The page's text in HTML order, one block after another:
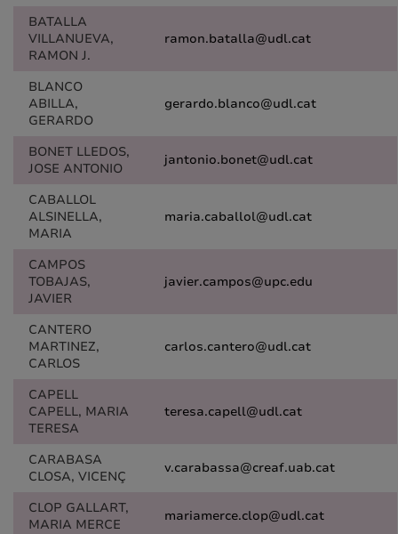
BATALLA
VILLANUEVA,
RAMON J.
ramon.batalla@udl.cat
BLANCO
ABILLA,
GERARDO
gerardo.blanco@udl.cat
BONET LLEDOS,
JOSE ANTONIO
jantonio.bonet@udl.cat
CABALLOL
ALSINELLA,
MARIA
maria.caballol@udl.cat
CAMPOS
TOBAJAS,
JAVIER
javier.campos@upc.edu
CANTERO
MARTINEZ,
CARLOS
carlos.cantero@udl.cat
CAPELL
CAPELL, MARIA
TERESA
teresa.capell@udl.cat
CARABASA
CLOSA, VICENÇ
v.carabassa@creaf.uab.cat
CLOP GALLART,
MARIA MERCE
mariamerce.clop@udl.cat